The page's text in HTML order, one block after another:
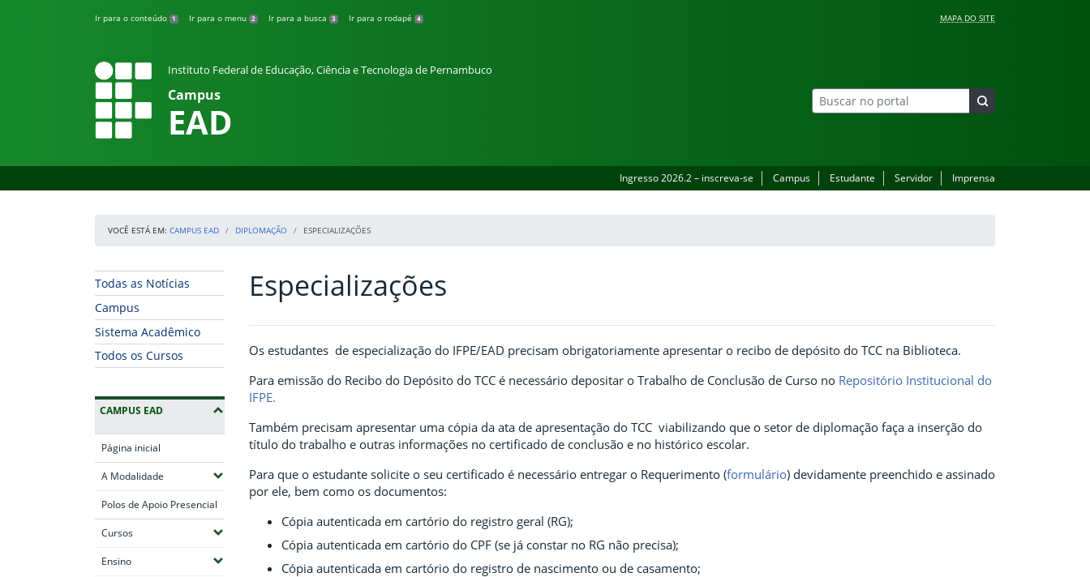
Ir para o conteúdo 1 Ir para o menu 2 Ir para a busca 3 Ir para o rodapé 4 MAPA DO SITE
Instituto Federal de Educação, Ciência e Tecnologia de Pernambuco
Campus
EAD
Ingresso 2026.2 – inscreva-se Campus Estudante Servidor Imprensa
VOCÊ ESTÁ EM: CAMPUS EAD DIPLOMAÇÃO ESPECIALIZAÇÕES
Início da navegação
Todas as Notícias
Campus
Sistema Acadêmico
Todos os Cursos
CAMPUS EAD
Página inicial
A Modalidade (Expandir submenus)
Polos de Apoio Presencial
Cursos(Expandir submenus)
Ensino(Expandir submenus)
Início do conteúdo
Especializações
Os estudantes de especialização do IFPE/EAD precisam obrigatoriamente apresentar o recibo de depósito do TCC na Biblioteca.
Para emissão do Recibo do Depósito do TCC é necessário depositar o Trabalho de Conclusão de Curso no Repositório Institucional do
IFPE.
Também precisam apresentar uma cópia da ata de apresentação do TCC viabilizando que o setor de diplomação faça a inserção do
título do trabalho e outras informações no certificado de conclusão e no histórico escolar.
Para que o estudante solicite o seu certificado é necessário entregar o Requerimento (formulário) devidamente preenchido e assinado
por ele, bem como os documentos:
Cópia autenticada em cartório do registro geral (RG);
Cópia autenticada em cartório do CPF (se já constar no RG não precisa);
Cópia autenticada em cartório do registro de nascimento ou de casamento;